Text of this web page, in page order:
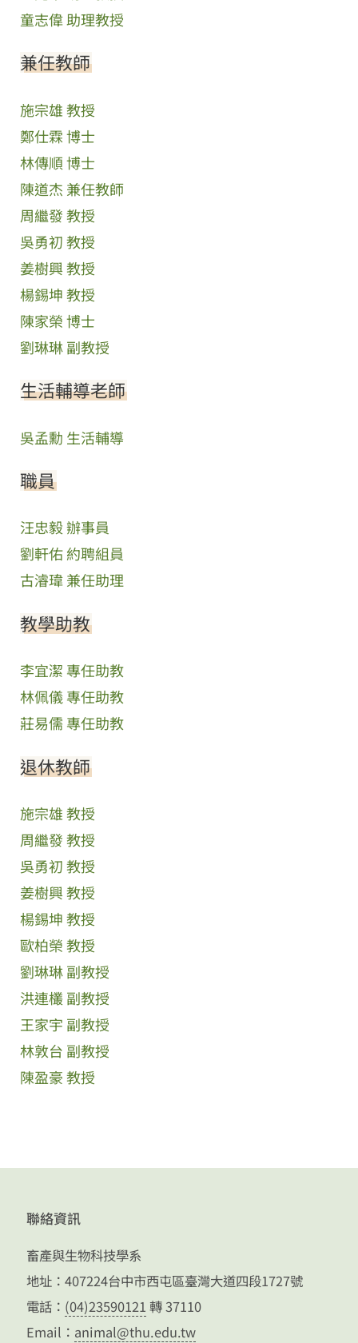
童志偉 助理教授
兼任教師
施宗雄 教授
鄭仕霖 博士
林傳順 博士
陳道杰 兼任教師
周繼發 教授
吳勇初 教授
姜樹興 教授
楊錫坤 教授
陳家榮 博士
劉琳琳 副教授
生活輔導老師
吳孟勳 生活輔導
職員
汪忠毅 辦事員
劉軒佑 約聘組員
古濬瑋 兼任助理
教學助教
李宜潔 專任助教
林佩儀 專任助教
莊易儒 專任助教
退休教師
施宗雄 教授
周繼發 教授
吳勇初 教授
姜樹興 教授
楊錫坤 教授
歐柏榮 教授
劉琳琳 副教授
洪連欉 副教授
王家宇 副教授
林敦台 副教授
陳盈豪 教授
聯絡資訊
畜產與生物科技學系
地址：407224台中市西屯區臺灣大道四段1727號
電話： (04)23590121 轉 37110
Email： animal@thu.edu.tw